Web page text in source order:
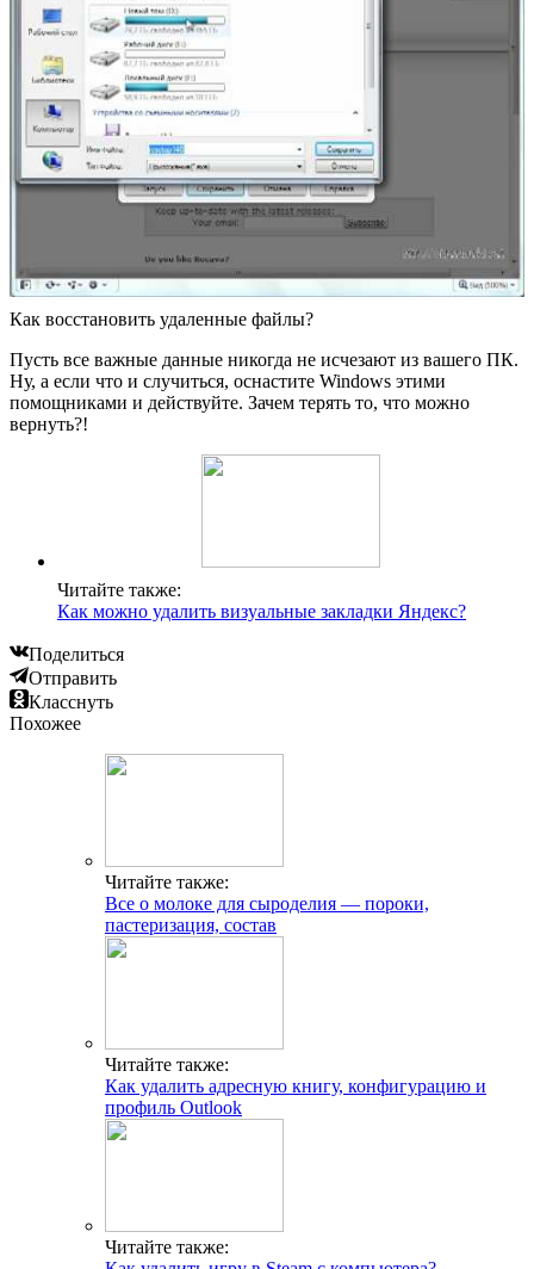
Как восстановить удаленные файлы?
Пусть все важные данные никогда не исчезают из вашего ПК.
Ну, а если что и случиться, оснастите Windows этими
помощниками и действуйте. Зачем терять то, что можно
вернуть?!
Читайте также:
Как можно удалить визуальные закладки Яндекс?
Поделиться
Отправить
Класснуть
Похожее
Читайте также:
Все о молоке для сыроделия — пороки,
пастеризация, состав
Читайте также:
Как удалить адресную книгу, конфигурацию и
профиль Outlook
Читайте также: